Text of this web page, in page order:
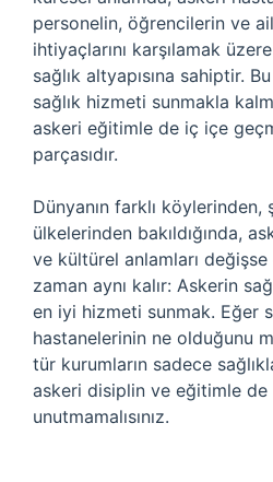
personelin, öğrencilerin ve
ihtiyaçlarını karşılamak
sağlık altyapısına sahiptir.
sağlık hizmeti sunmakla
askeri eğitimle de iç içe
parçasıdır.
Dünyanın farklı köylerinden,
ülkelerinden bakıldığında,
ve kültürel anlamları
zaman aynı kalır: Askerin
en iyi hizmeti sunmak. Eğer
hastanelerinin ne olduğunu
tür kurumların sadece
askeri disiplin ve eğitimle
unutmamalısınız.